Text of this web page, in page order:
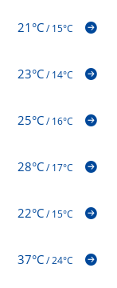
21°C/15°C
23°C/14°C
25°C/16°C
28°C/17°C
22°C/15°C
37°C/24°C